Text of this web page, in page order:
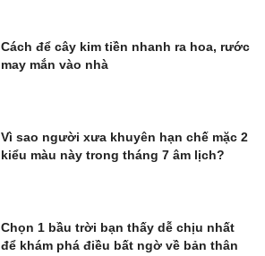
Cách để cây kim tiền nhanh ra hoa, rước
may mắn vào nhà
Vì sao người xưa khuyên hạn chế mặc 2
kiểu màu này trong tháng 7 âm lịch?
Chọn 1 bầu trời bạn thấy dễ chịu nhất
để khám phá điều bất ngờ về bản thân